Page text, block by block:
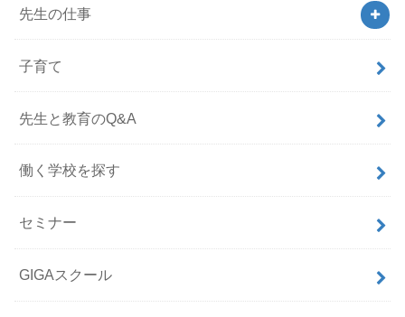
先生の仕事
子育て
先生と教育のQ&A
働く学校を探す
セミナー
GIGAスクール